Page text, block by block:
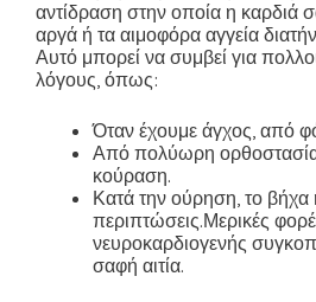
αντίδραση στην οποία η καρδιά
αργά ή τα αιμοφόρα αγγεία
Αυτό μπορεί να συμβεί για
λόγους, όπως:
Όταν έχουμε άγχος, από
Από πολύωρη
κούραση.
Κατά την ούρηση, το βήχα
περιπτώσεις.Μερικές
νευροκαρδιογενής
σαφή αιτία.